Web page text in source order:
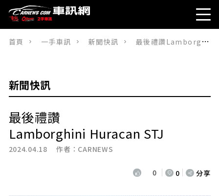
首頁 一手車訊 新聞快訊 最後禮讚Lamborghini Huracan STJ
新聞快訊
最後禮讚
Lamborghini Huracan STJ
2024.04.18 作者： CARNEWS
0 0 分享